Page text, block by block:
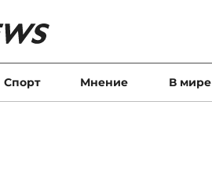
Спорт Мнение В мире